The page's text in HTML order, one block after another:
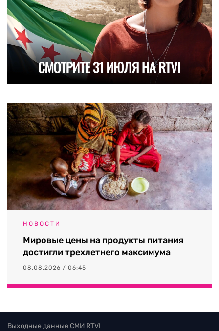
НОВОСТИ
Мировые цены на продукты питания
достигли трехлетнего максимума
08.08.2026 / 06:45
Выходные данные СМИ RTVI